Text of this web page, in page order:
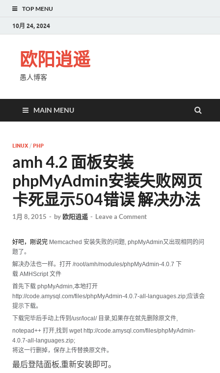
TOP MENU
10月 24, 2024
欧阳逍遥
愚人博客
MAIN MENU
LINUX / PHP
amh 4.2 面板安装
phpMyAdmin安装失败网页
卡死显示504错误 解决办法
1月 8, 2015 - by 欧阳逍遥 - Leave a Comment
好吧，刚说完 Memcached 安装失败的问题, phpMyAdmin又出现相同的问
题了。
解决办法也一样。打开 /root/amh/modules/phpMyAdmin-4.0.7 下
载 AMHScript 文件
首先下载 phpMyAdmin,本地打开
http://code.amysql.com/files/phpMyAdmin-4.0.7-all-languages.zip;应该会
提示下载。
下载完毕后手动上传到/usr/local/ 目录,如果存在就先删除原文件,
​​​notepad++ 打开,找到 wget http://code.amysql.com/files/phpMyAdmin-
4.0.7-all-languages.zip;
将这一行删掉，保存上传替换原文件。
最后登陆面板,重新安装即可。